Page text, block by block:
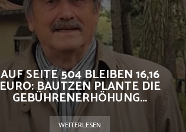
AUF SEITE 504 BLEIBEN 16,16
EURO: BAUTZEN PLANTE DIE
GEBÜHRENERHÖHUNG...
WEITERLESEN